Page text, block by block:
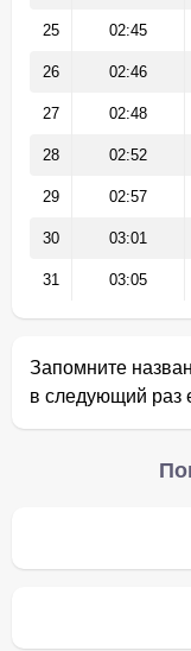
25 02:45
26 02:46
27 02:48
28 02:52
29 02:57
30 03:01
31 03:05
Запомните
в следующий раз